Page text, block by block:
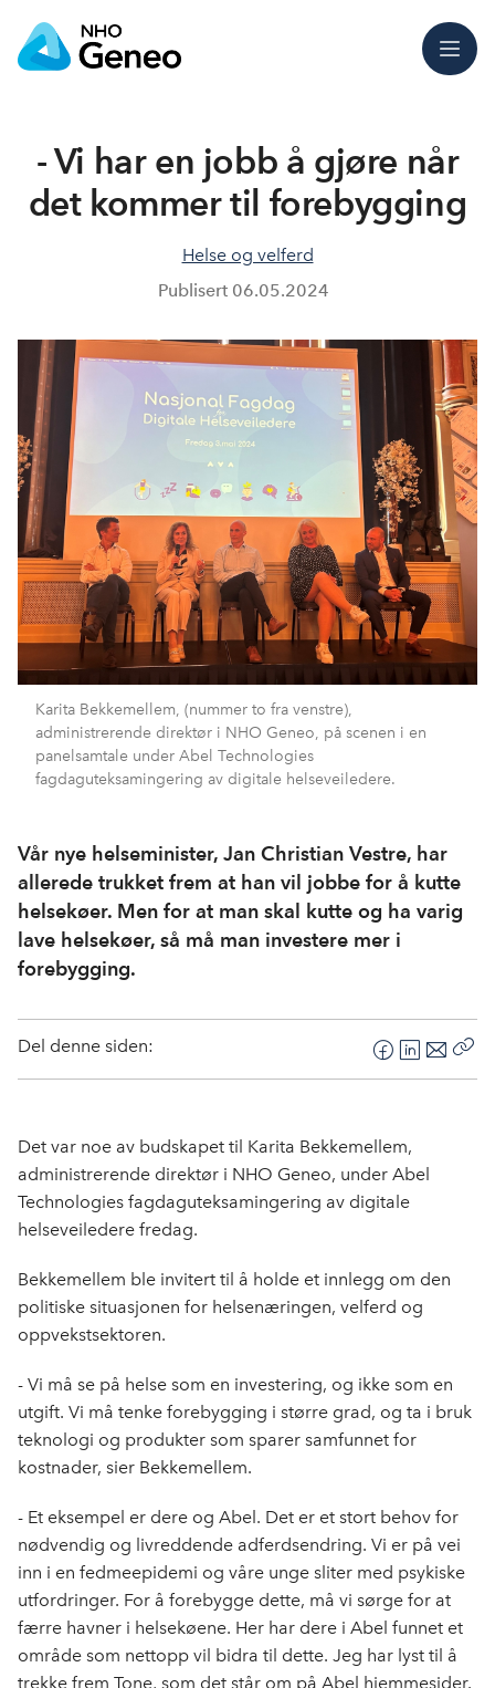
Meny
- Vi har en jobb å gjøre når
det kommer til forebygging
Helse og velferd
Publisert 06.05.2024
Karita Bekkemellem, (nummer to fra venstre),
administrerende direktør i NHO Geneo, på scenen i en
panelsamtale under Abel Technologies
fagdaguteksamingering av digitale helseveiledere.
Vår nye helseminister, Jan Christian Vestre, har
allerede trukket frem at han vil jobbe for å kutte
helsekøer. Men for at man skal kutte og ha varig
lave helsekøer, så må man investere mer i
forebygging.
Del denne siden:
F
a
e
b
o
o
L
i
k
e
d
E
-
s
Det var noe av budskapet til Karita Bekkemellem,
administrerende direktør i NHO Geneo, under Abel
Technologies fagdaguteksamingering av digitale
helseveiledere fredag.
Bekkemellem ble invitert til å holde et innlegg om den
politiske situasjonen for helsenæringen, velferd og
oppvekstsektoren.
- Vi må se på helse som en investering, og ikke som en
utgift. Vi må tenke forebygging i større grad, og ta i bruk
teknologi og produkter som sparer samfunnet for
kostnader, sier Bekkemellem.
- Et eksempel er dere og Abel. Det er et stort behov for
nødvendig og livreddende adferdsendring. Vi er på vei
inn i en fedmeepidemi og våre unge sliter med psykiske
utfordringer. For å forebygge dette, må vi sørge for at
færre havner i helsekøene. Her har dere i Abel funnet et
område som nettopp vil bidra til dette. Jeg har lyst til å
trekke frem Tone, som det står om på Abel hjemmesider.